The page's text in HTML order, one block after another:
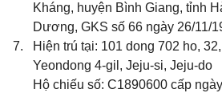
7.
Kháng, huyện Bình Giang, tỉnh
Dương, GKS số 66 ngày 26/11/
Hiện trú tại: 101 dong 702 ho, 32,
Yeondong 4-gil, Jeju-si, Jeju-do
Hộ chiếu số: C1890600 cấp ngày